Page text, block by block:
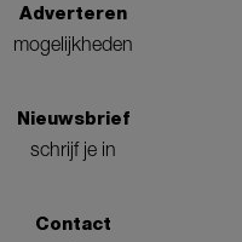
Adverteren
mogelijkheden
Nieuwsbrief
schrijf je in
Contact